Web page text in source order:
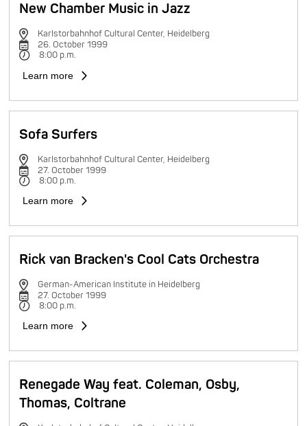
New Chamber Music in Jazz
Karlstorbahnhof Cultural Center, Heidelberg
26. October 1999
8:00 p.m.
Learn more
Sofa Surfers
Karlstorbahnhof Cultural Center, Heidelberg
27. October 1999
8:00 p.m.
Learn more
Rick van Bracken's Cool Cats Orchestra
German-American Institute in Heidelberg
27. October 1999
8:00 p.m.
Learn more
Renegade Way feat. Coleman, Osby,
Thomas, Coltrane